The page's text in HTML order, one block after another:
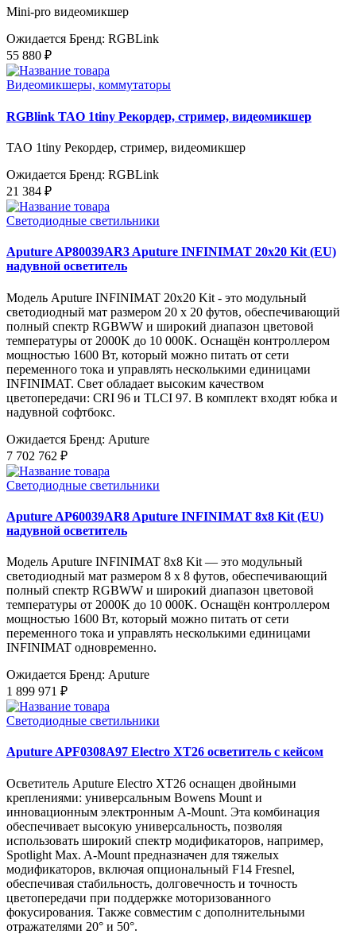
Mini-pro видеомикшер
Ожидается Бренд: RGBLink
55 880 ₽
Видеомикшеры, коммутаторы
RGBlink TAO 1tiny Рекордер, стример, видеомикшер
TAO 1tiny Рекордер, стример, видеомикшер
Ожидается Бренд: RGBLink
21 384 ₽
Светодиодные светильники
Aputure AP80039AR3 Aputure INFINIMAT 20x20 Kit (EU)
надувной осветитель
Модель Aputure INFINIMAT 20x20 Kit - это модульный
светодиодный мат размером 20 x 20 футов, обеспечивающий
полный спектр RGBWW и широкий диапазон цветовой
температуры от 2000K до 10 000K. Оснащён контроллером
мощностью 1600 Вт, который можно питать от сети
переменного тока и управлять несколькими единицами
INFINIMAT. Свет обладает высоким качеством
цветопередачи: CRI 96 и TLCI 97. В комплект входят юбка и
надувной софтбокс.
Ожидается Бренд: Aputure
7 702 762 ₽
Светодиодные светильники
Aputure AP60039AR8 Aputure INFINIMAT 8x8 Kit (EU)
надувной осветитель
Модель Aputure INFINIMAT 8x8 Kit — это модульный
светодиодный мат размером 8 x 8 футов, обеспечивающий
полный спектр RGBWW и широкий диапазон цветовой
температуры от 2000K до 10 000K. Оснащён контроллером
мощностью 1600 Вт, который можно питать от сети
переменного тока и управлять несколькими единицами
INFINIMAT одновременно.
Ожидается Бренд: Aputure
1 899 971 ₽
Светодиодные светильники
Aputure APF0308A97 Electro XT26 осветитель с кейсом
Осветитель Aputure Electro XT26 оснащен двойными
креплениями: универсальным Bowens Mount и
инновационным электронным A-Mount. Эта комбинация
обеспечивает высокую универсальность, позволяя
использовать широкий спектр модификаторов, например,
Spotlight Max. A-Mount предназначен для тяжелых
модификаторов, включая опциональный F14 Fresnel,
обеспечивая стабильность, долговечность и точность
цветопередачи при поддержке моторизованного
фокусирования. Также совместим с дополнительными
отражателями 20° и 50°.